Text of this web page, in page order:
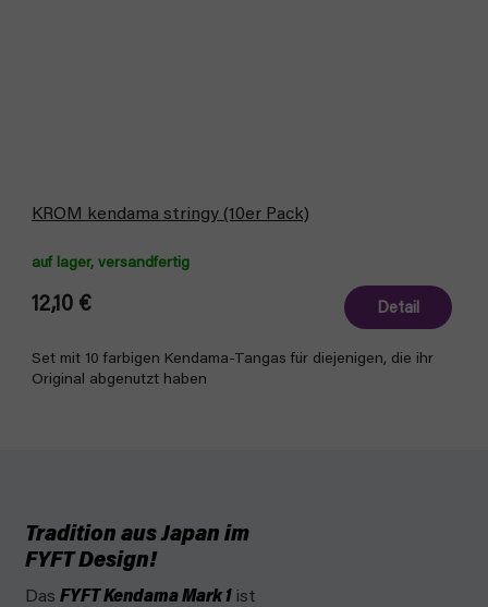
KROM kendama stringy (10er Pack)
auf lager, versandfertig
12,10 € Detail
Set mit 10 farbigen Kendama-Tangas für diejenigen, die ihr
Original abgenutzt haben
Tradition aus Japan im
FYFT Design!
Das FYFT Kendama Mark 1 ist